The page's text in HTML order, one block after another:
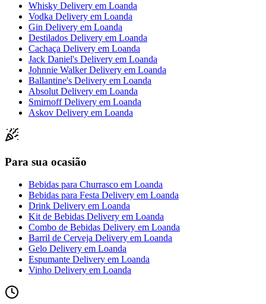
Whisky Delivery em Loanda
Vodka Delivery em Loanda
Gin Delivery em Loanda
Destilados Delivery em Loanda
Cachaça Delivery em Loanda
Jack Daniel's Delivery em Loanda
Johnnie Walker Delivery em Loanda
Ballantine's Delivery em Loanda
Absolut Delivery em Loanda
Smirnoff Delivery em Loanda
Askov Delivery em Loanda
Para sua ocasião
Bebidas para Churrasco em Loanda
Bebidas para Festa Delivery em Loanda
Drink Delivery em Loanda
Kit de Bebidas Delivery em Loanda
Combo de Bebidas Delivery em Loanda
Barril de Cerveja Delivery em Loanda
Gelo Delivery em Loanda
Espumante Delivery em Loanda
Vinho Delivery em Loanda